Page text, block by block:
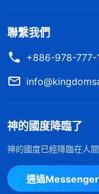
聯繫我們
+886-978-777-
神的國度降臨了
神的國度已經降臨在人
通過